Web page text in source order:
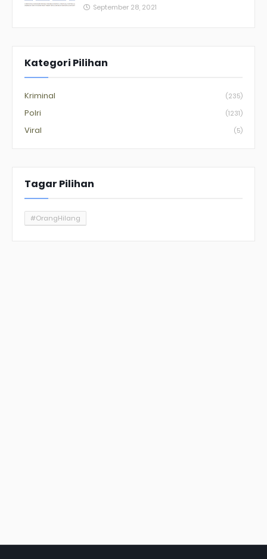
September 28, 2021
Kategori Pilihan
Kriminal (235)
Polri (1231)
Viral (5)
Tagar Pilihan
#OrangHilang